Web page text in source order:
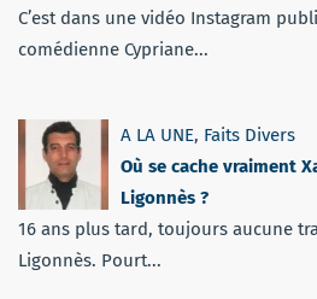
C’est dans une vidéo Instagram
comédienne Cypriane...
A LA UNE, Faits Divers
Où se cache vraiment
Ligonnès ?
16 ans plus tard, toujours aucune
Ligonnès. Pourt...